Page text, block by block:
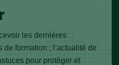
les dernières
de formation ; l’actualité de
pour protéger et